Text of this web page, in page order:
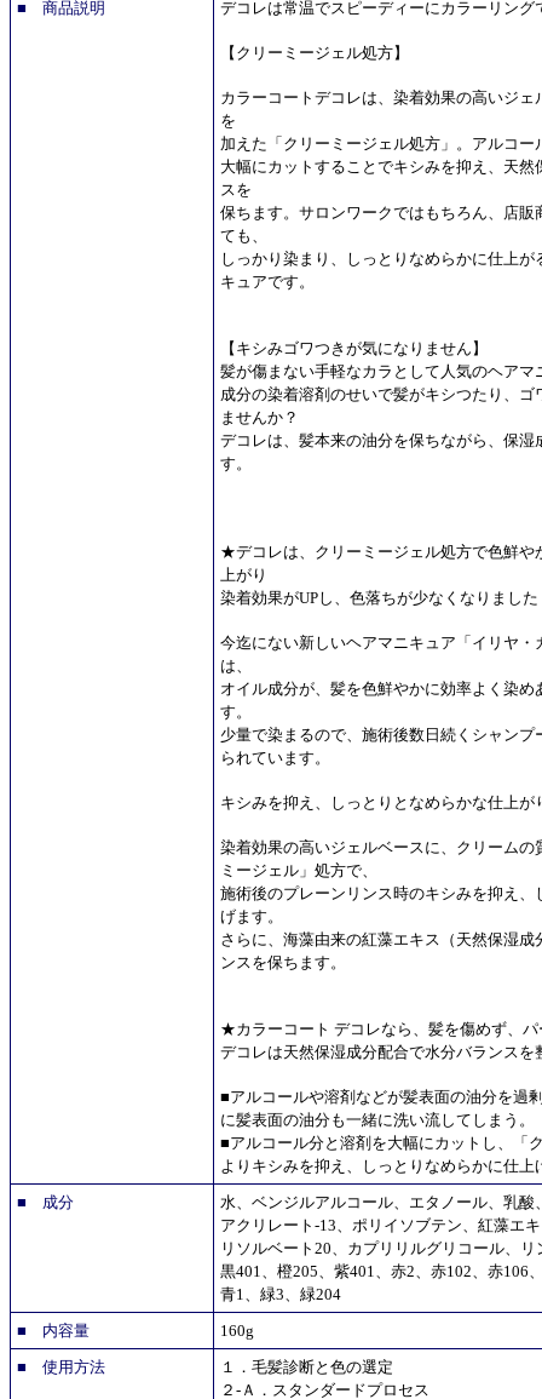
■ 商品説明
デコレは常温でスピーディーにカラーリング
【クリーミージェル処方】
カラーコートデコレは、染着効果の高いジ
を
加えた「クリーミージェル処方」。アルコー
大幅にカットすることでキシみを抑え、天
スを
保ちます。サロンワークではもちろん、店販
ても、
しっかり染まり、しっとりなめらかに仕上
キュアです。
【キシみゴワつきが気になりません】
髪が傷まない手軽なカラとして人気のヘアマ
成分の染着溶剤のせいで髪がキシつたり、
ませんか？
デコレは、髪本来の油分を保ちながら、保湿
す。
★デコレは、クリーミージェル処方で色鮮や
上がり
染着効果がUPし、色落ちが少なくなりました
今迄にない新しいヘアマニキュア「イリヤ・
は、
オイル成分が、髪を色鮮やかに効率よく染
す。
少量で染まるので、施術後数日続くシャン
られています。
キシみを抑え、しっとりとなめらかな仕上が
染着効果の高いジェルベースに、クリームの
ミージェル」処方で、
施術後のプレーンリンス時のキシみを抑え、
げます。
さらに、海藻由来の紅藻エキス（天然保湿
ンスを保ちます。
★カラーコート デコレなら、髪を傷めず、
デコレは天然保湿成分配合で水分バランスを
■アルコールや溶剤などが髪表面の油分を過
に髪表面の油分も一緒に洗い流してしまう。
■アルコール分と溶剤を大幅にカットし、「
よりキシみを抑え、しっとりなめらかに仕上
■ 成分
水、ベンジルアルコール、エタノール、乳酸
アクリレート-13、ポリイソブテン、紅藻エ
リソルベート20、カプリリルグリコール、
黒401、橙205、紫401、赤2、赤102、赤106
青1、緑3、緑204
■ 内容量
160g
■ 使用方法
１．毛髪診断と色の選定
２-Ａ．スタンダードプロセス